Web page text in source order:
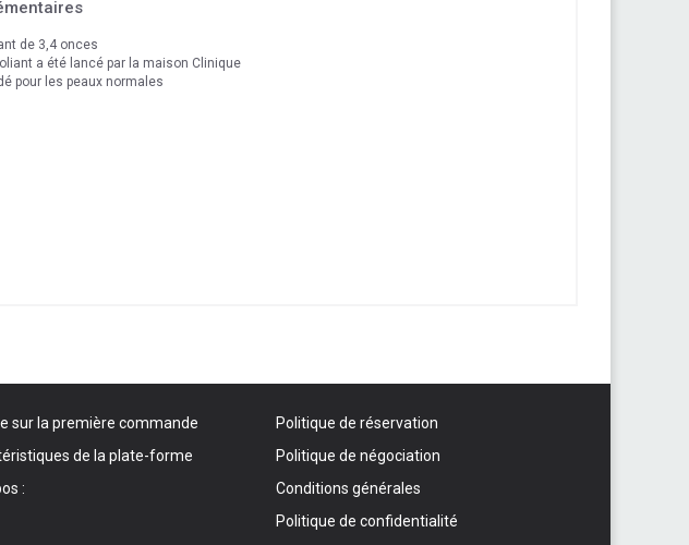
de 3,4 onces
a été lancé par la maison Clinique
pour les peaux normales
sur la première commande
de la plate-forme
:
Politique de réservation
Politique de négociation
Conditions générales
Politique de confidentialité